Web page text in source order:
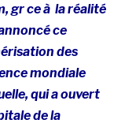
gr ce à la réalité
ce
des
mondiale
qui a ouvert
de la